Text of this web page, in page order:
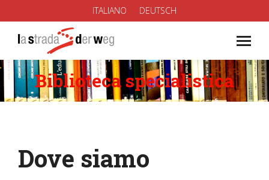
ITALIANO DEUTSCH
Biblioteca specialistica
You are here:
Dove siamo